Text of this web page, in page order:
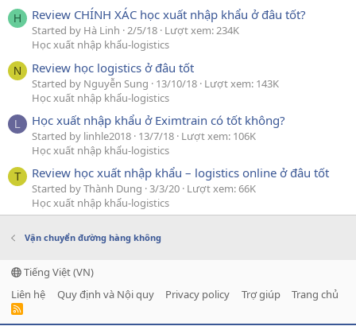
H Review CHÍNH XÁC học xuất nhập khẩu ở đâu tốt?
Started by Hà Linh 2/5/18 Lượt xem: 234K
Học xuất nhập khẩu-logistics
N Review học logistics ở đâu tốt
Started by Nguyễn Sung 13/10/18 Lượt xem: 143K
Học xuất nhập khẩu-logistics
L Học xuất nhập khẩu ở Eximtrain có tốt không?
Started by linhle2018 13/7/18 Lượt xem: 106K
Học xuất nhập khẩu-logistics
T Review học xuất nhập khẩu – logistics online ở đâu tốt
Started by Thành Dung 3/3/20 Lượt xem: 66K
Học xuất nhập khẩu-logistics
Vận chuyển đường hàng không
Tiếng Việt (VN)
Liên hệ
Quy định và Nội quy Privacy policy Trợ giúp Trang chủ
R